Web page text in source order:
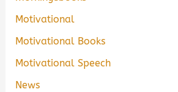
Motivational
Motivational Books
Motivational Speech
News